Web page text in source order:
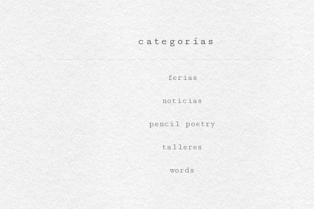
categorías
ferias
noticias
pencil poetry
talleres
words